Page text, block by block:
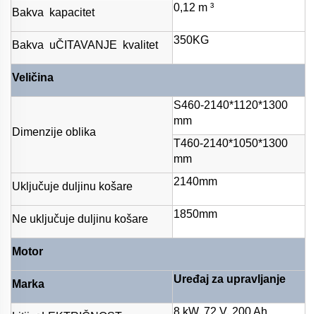
Bakva kapacitet 0,12 m ³
Bakva uČITAVANJE kvalitet 350KG
Veličina
Dimenzije oblika
S460-2140*1120*1300
mm
T460-2140*1050*1300
mm
Uključuje duljinu košare 2140mm
Ne uključuje duljinu košare 1850mm
Motor
Marka Uređaj za upravljanje
8 kW, 72 V, 200 Ah